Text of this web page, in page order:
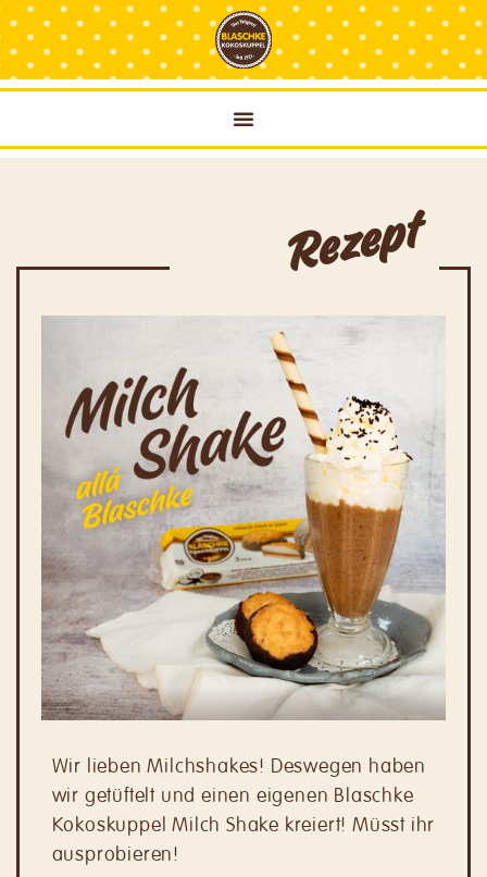
Rezept
Wir lieben Milchshakes! Deswegen haben
wir getüftelt und einen eigenen Blaschke
Kokoskuppel Milch Shake kreiert! Müsst ihr
ausprobieren!